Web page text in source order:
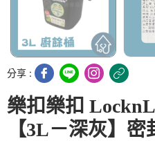
分享 :
樂扣樂扣
【3L－深灰】